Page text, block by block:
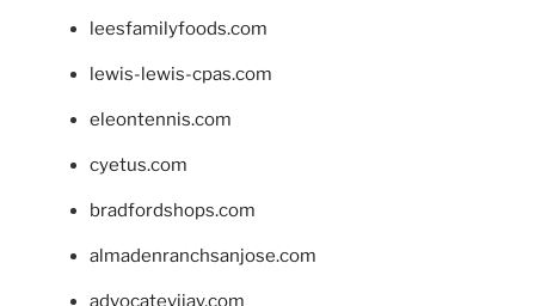
leesfamilyfoods.com
lewis-lewis-cpas.com
eleontennis.com
cyetus.com
bradfordshops.com
almadenranchsanjose.com
advocatevijay.com